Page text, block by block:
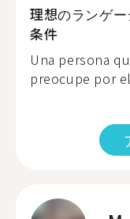
理想のランゲ
条件
Una persona
preocupe por